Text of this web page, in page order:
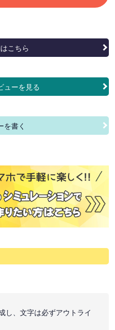
こちら
ューを見る
を書く
し、文字は必ずアウトライ